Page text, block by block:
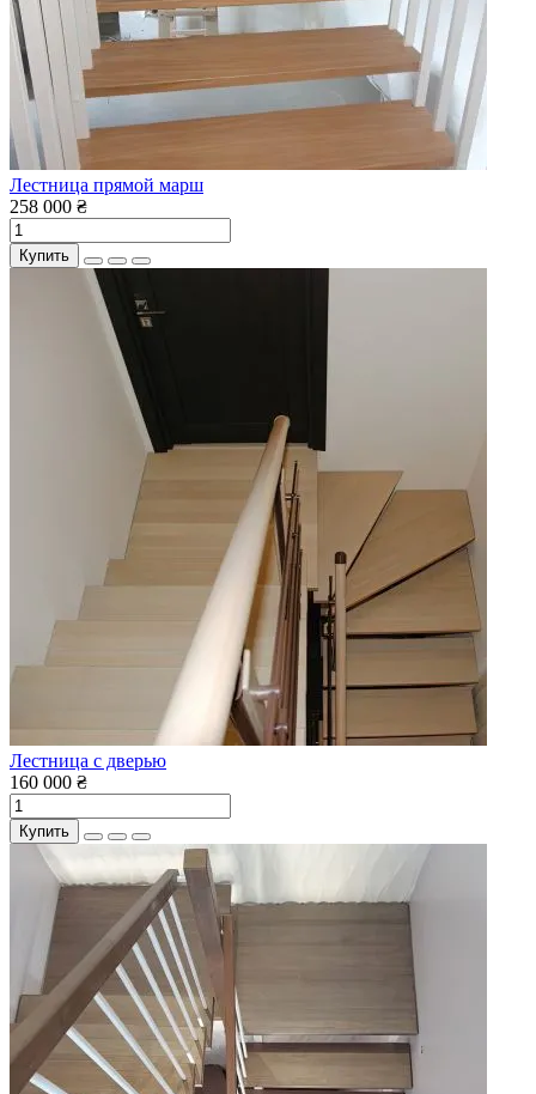
Лестница прямой марш
258 000 ₴
Купить
Лестница с дверью
160 000 ₴
Купить